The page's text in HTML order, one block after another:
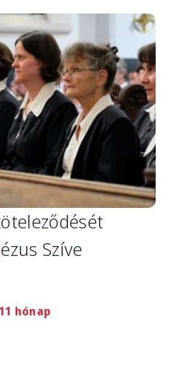
Szíve
hónap